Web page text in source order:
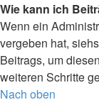
Wie kann ich
Wenn ein
vergeben hat,
Beitrags, um
weiteren Schritte
Nach oben